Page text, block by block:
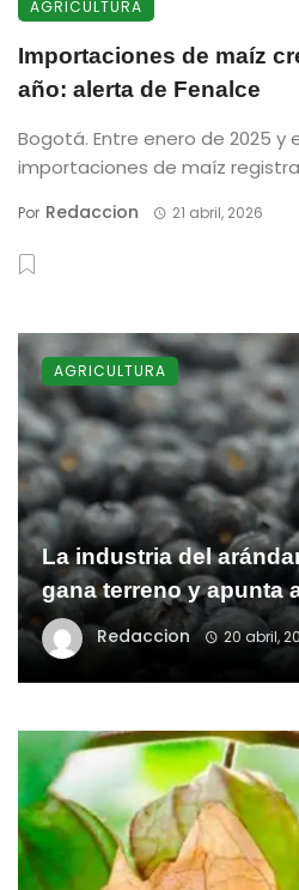
AGRICULTURA
Importaciones de maíz
año: alerta de Fenalce
Bogotá. Entre enero de 2025 y
importaciones de maíz
Por Redaccion 21 abril, 2026
La industria del
gana terreno y apunta
Redaccion 20 abril,
AGRICULTURA